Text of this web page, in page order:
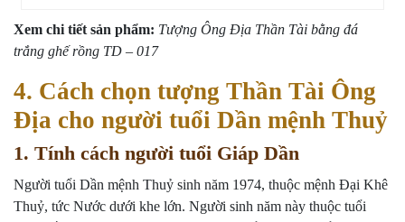
Xem chi tiết sản phẩm: Tượng Ông Địa Thần Tài bằng đá
trắng ghế rồng TD – 017
4. Cách chọn tượng Thần Tài Ông
Địa cho người tuổi Dần mệnh Thuỷ
1. Tính cách người tuổi Giáp Dần
Người tuổi Dần mệnh Thuỷ sinh năm 1974, thuộc mệnh Đại Khê
Thuỷ, tức Nước dưới khe lớn. Người sinh năm này thuộc tuổi